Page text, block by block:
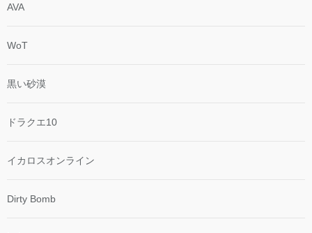
AVA
WoT
黒い砂漠
ドラクエ10
イカロスオンライン
Dirty Bomb